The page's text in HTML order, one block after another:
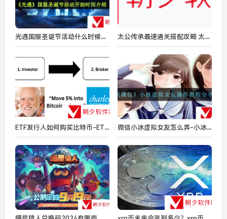
光遇国服圣诞节活动什么时候开始-国服圣诞节活动开始时间介绍 太公传承最速通关搭配攻略 太公传承内容推荐
ETF发行人如何购买比特币-ETF发行人购买比特币分享 微信小冰虚拟女友怎么弄-小冰虚拟女友操作教程分享